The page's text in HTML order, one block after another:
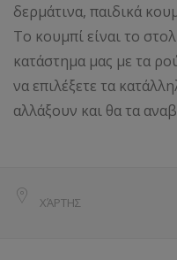
δερμάτινα, παιδικά
Το κουμπί είναι το
κατάστημα μας με τα
να επιλέξετε τα
αλλάξουν και θα τα
ΧΆΡΤΗΣ